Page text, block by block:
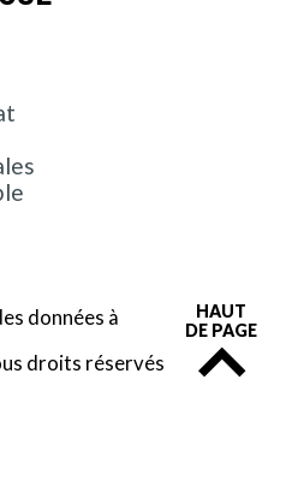
données à
droits réservés
HAUT
DE PAGE